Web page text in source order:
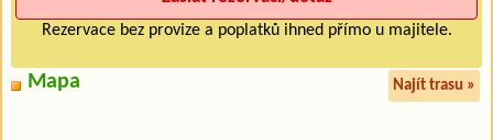
Rezervace bez provize a poplatků ihned přímo u majitele.
Mapa Najít trasu »